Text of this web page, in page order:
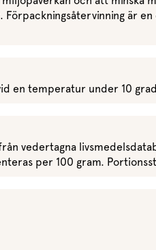
är
en temperatur under 10
vedertagna
per 100 gram.